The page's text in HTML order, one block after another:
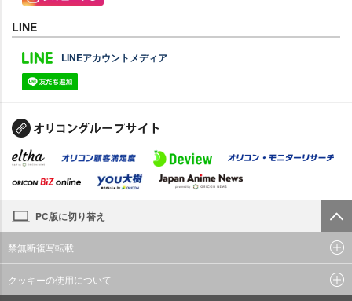
LINE
LINEアカウントメディア
PC版に切り替え
禁無断複写転載
クッキーの使用について